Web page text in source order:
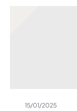
15/01/2025